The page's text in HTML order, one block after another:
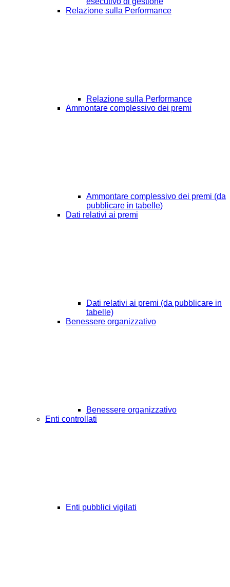
Relazione sulla Performance
Relazione sulla Performance
Ammontare complessivo dei premi
Ammontare complessivo dei premi (da
pubblicare in tabelle)
Dati relativi ai premi
Dati relativi ai premi (da pubblicare in
tabelle)
Benessere organizzativo
Benessere organizzativo
Enti controllati
Enti pubblici vigilati